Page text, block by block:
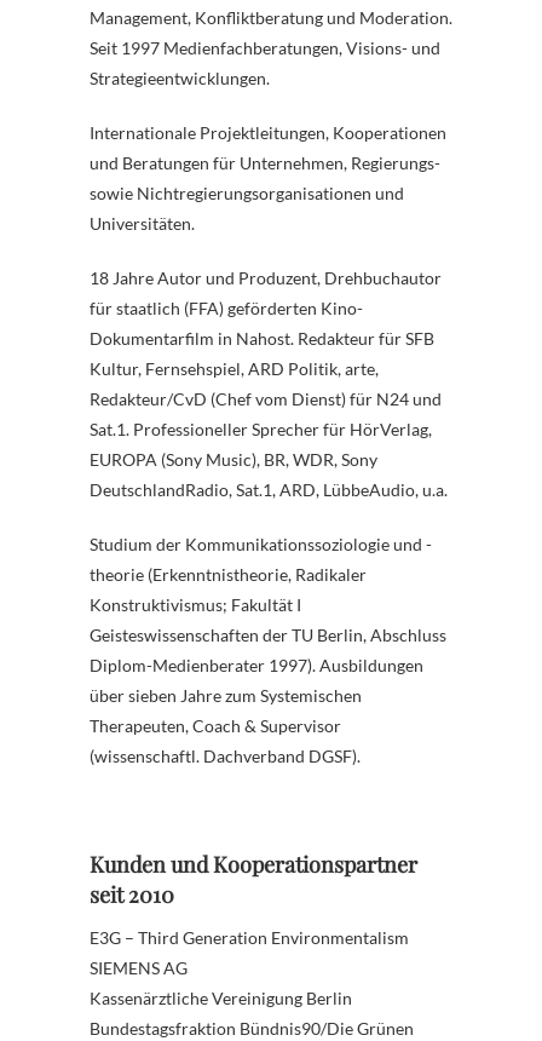
Management, Konfliktberatung und Moderation.
Seit 1997 Medienfachberatungen, Visions- und
Strategieentwicklungen.
Internationale Projektleitungen, Kooperationen
und Beratungen für Unternehmen, Regierungs-
sowie Nichtregierungsorganisationen und
Universitäten.
18 Jahre Autor und Produzent, Drehbuchautor
für staatlich (FFA) geförderten Kino-
Dokumentarfilm in Nahost. Redakteur für SFB
Kultur, Fernsehspiel, ARD Politik, arte,
Redakteur/CvD (Chef vom Dienst) für N24 und
Sat.1. Professioneller Sprecher für HörVerlag,
EUROPA (Sony Music), BR, WDR, Sony
DeutschlandRadio, Sat.1, ARD, LübbeAudio, u.a.
Studium der Kommunikationssoziologie und -
theorie (Erkenntnistheorie, Radikaler
Konstruktivismus; Fakultät I
Geisteswissenschaften der TU Berlin, Abschluss
Diplom-Medienberater 1997). Ausbildungen
über sieben Jahre zum Systemischen
Therapeuten, Coach & Supervisor
(wissenschaftl. Dachverband DGSF).
Kunden und Kooperationspartner
seit 2010
E3G – Third Generation Environmentalism
SIEMENS AG
Kassenärztliche Vereinigung Berlin
Bundestagsfraktion Bündnis90/Die Grünen